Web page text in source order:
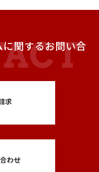
に関するお問い合
求
わせ